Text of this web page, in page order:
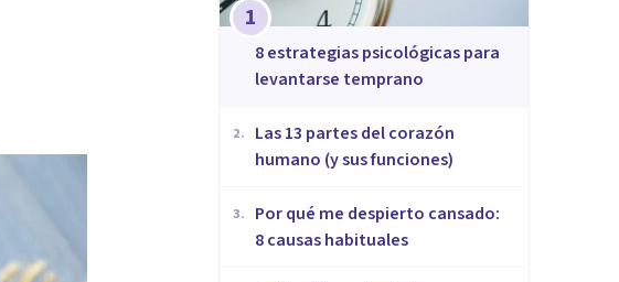
1
8 estrategias psicológicas para
levantarse temprano
2.
Las 13 partes del corazón
humano (y sus funciones)
3.
Por qué me despierto cansado:
8 causas habituales